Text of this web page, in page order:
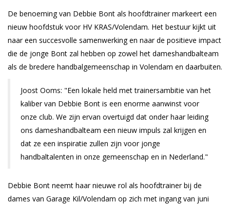
De benoeming van Debbie Bont als hoofdtrainer markeert een
nieuw hoofdstuk voor HV KRAS/Volendam. Het bestuur kijkt uit
naar een succesvolle samenwerking en naar de positieve impact
die de jonge Bont zal hebben op zowel het dameshandbalteam
als de bredere handbalgemeenschap in Volendam en daarbuiten.
Joost Ooms: "Een lokale held met trainersambitie van het
kaliber van Debbie Bont is een enorme aanwinst voor
onze club. We zijn ervan overtuigd dat onder haar leiding
ons dameshandbalteam een nieuw impuls zal krijgen en
dat ze een inspiratie zullen zijn voor jonge
handbaltalenten in onze gemeenschap en in Nederland."
Debbie Bont neemt haar nieuwe rol als hoofdtrainer bij de
dames van Garage Kil/Volendam op zich met ingang van juni